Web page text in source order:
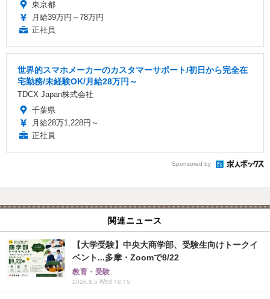
東京都
月給39万円～78万円
正社員
世界的スマホメーカーのカスタマーサポート/初日から完全在
宅勤務/未経験OK/月給28万円～
TDCX Japan株式会社
千葉県
月給28万1,228円～
正社員
Sponsored by
関連ニュース
【大学受験】中央大商学部、受験生向けトークイ
ベント...多摩・Zoomで8/22
教育・受験
2026.8.5 Wed 16:15